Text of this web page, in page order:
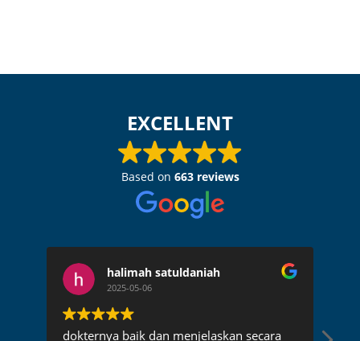
EXCELLENT
Based on 663 reviews
halimah satuldaniah
2025-05-06
dokternya baik dan menjelaskan secara